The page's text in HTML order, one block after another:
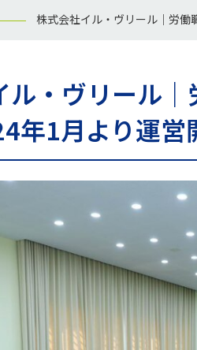
株式会社イル・ヴリール｜労働
ル・ヴリール
年1月より運営